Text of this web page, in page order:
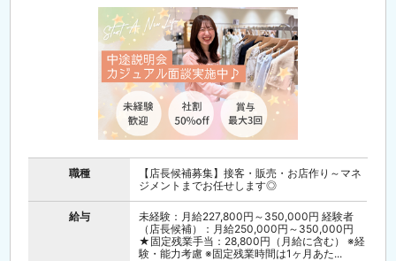
職種
【店長候補募集】接客・販売・お店作り～マネ
ジメントまでお任せします◎
給与
未経験：月給227,800円～350,000円 経験者
（店長候補）：月給250,000円～350,000円
★固定残業手当：28,800円（月給に含む） ※経
験・能力考慮 ※固定残業時間は1ヶ月あた...